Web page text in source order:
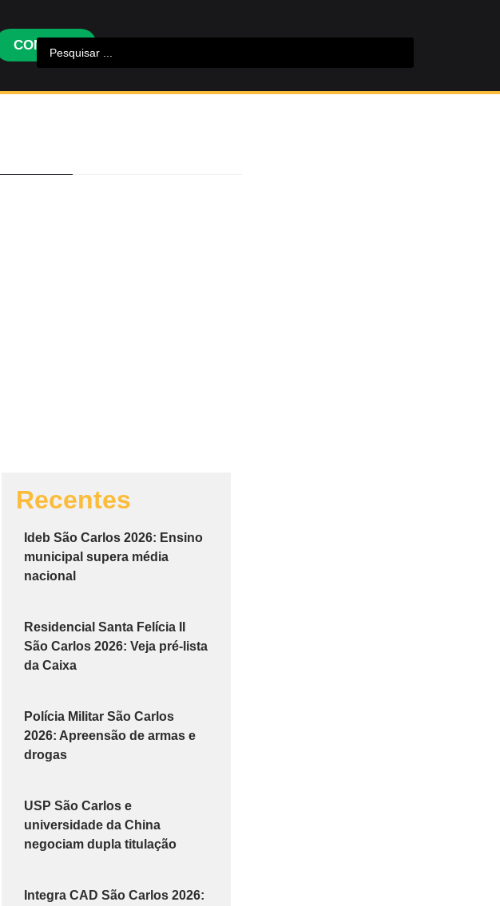
CONTATO
Recentes
Ideb São Carlos 2026: Ensino
municipal supera média
nacional
Residencial Santa Felícia II
São Carlos 2026: Veja pré-lista
da Caixa
Polícia Militar São Carlos
2026: Apreensão de armas e
drogas
USP São Carlos e
universidade da China
negociam dupla titulação
Integra CAD São Carlos 2026: